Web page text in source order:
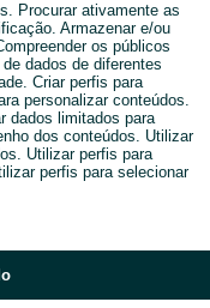
Procurar ativamente as
Armazenar e/ou
os públicos
dados de diferentes
Criar perfis para
personalizar conteúdos.
dados limitados para
dos conteúdos. Utilizar
Utilizar perfis para
perfis para selecionar